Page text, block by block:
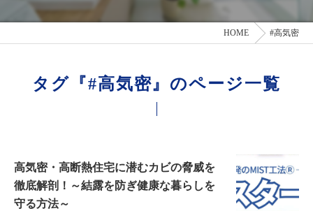
HOME #高気密
タグ『#高気密』のページ一覧
高気密・高断熱住宅に潜むカビの脅威を
徹底解剖！～結露を防ぎ健康な暮らしを
守る方法～